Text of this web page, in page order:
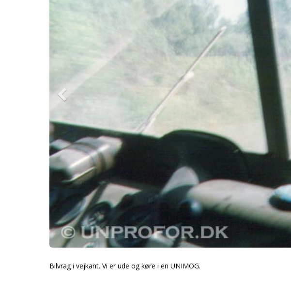
Bilvrag i vejkant. Vi er ude og køre i en UNIMOG.